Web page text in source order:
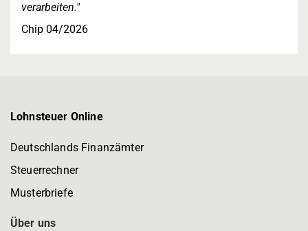
verarbeiten."
Chip 04/2026
Lohnsteuer Online
Deutschlands Finanzämter
Steuerrechner
Musterbriefe
Über uns